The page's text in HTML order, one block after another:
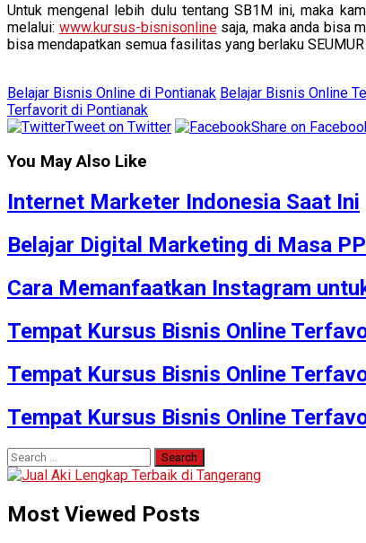
Untuk mengenal lebih dulu tentang SB1M ini, maka
melalui: www.kursus-bisnisonlinesaja, maka anda bisa
bisa mendapatkan semua fasilitas yang berlaku
Belajar Bisnis Online di Pontianak Belajar Bisnis Online
Terfavorit di Pontianak
Tweet on Twitter
Share on
You May Also Like
Internet Marketer Indonesia Saat Ini
Belajar Digital Marketing di Masa
Cara Memanfaatkan Instagram
Tempat Kursus Bisnis Online
Tempat Kursus Bisnis Online
Tempat Kursus Bisnis Online
Search
for:
Most Viewed Posts